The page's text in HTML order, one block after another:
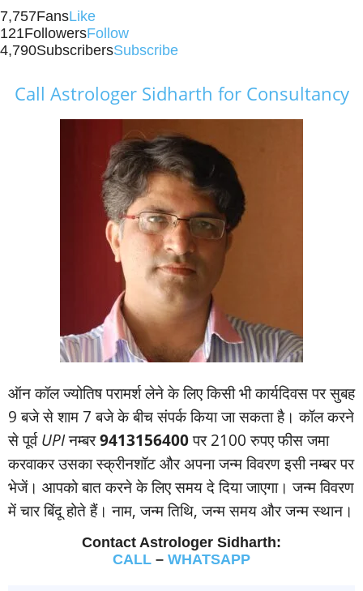
7,757FansLike
121FollowersFollow
4,790SubscribersSubscribe
Call Astrologer Sidharth for Consultancy
ऑन कॉल ज्‍योतिष परामर्श लेने के लिए किसी भी कार्यदिवस पर सुबह
9 बजे से शाम 7 बजे के बीच संपर्क किया जा सकता है। कॉल करने
से पूर्वUPIनम्‍बर9413156400पर 2100 रुपए फीस जमा
करवाकर उसका स्‍क्रीनशॉट और अपना जन्‍म विवरण इसी नम्‍बर पर
भेजें। आपको बात करने के लिए समय दे दिया जाएगा। जन्‍म विवरण
में चार बिंदू होते हैं। नाम, जन्‍म तिथि, जन्‍म समय और जन्‍म स्‍थान।
Contact Astrologer Sidharth:
CALL – WHATSAPP